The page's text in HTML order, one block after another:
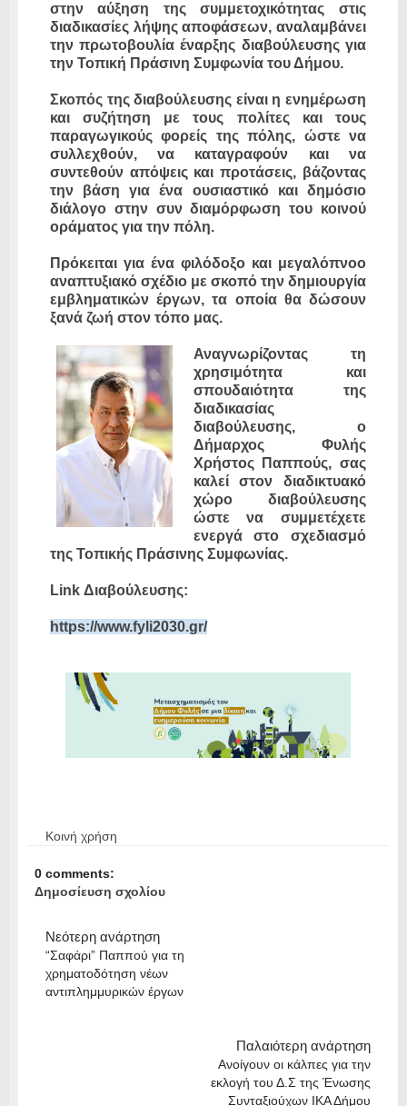
στην αύξηση της συμμετοχικότητας στις
διαδικασίες λήψης αποφάσεων, αναλαμβάνει
την πρωτοβουλία έναρξης διαβούλευσης για
την Τοπική Πράσινη Συμφωνία του Δήμου.
Σκοπός της διαβούλευσης είναι η ενημέρωση
και συζήτηση με τους πολίτες και τους
παραγωγικούς φορείς της πόλης, ώστε να
συλλεχθούν, να καταγραφούν και να
συντεθούν απόψεις και προτάσεις, βάζοντας
την βάση για ένα ουσιαστικό και δημόσιο
διάλογο στην συν διαμόρφωση του κοινού
οράματος για την πόλη.
Πρόκειται για ένα φιλόδοξο και μεγαλόπνοο
αναπτυξιακό σχέδιο με σκοπό την δημιουργία
εμβληματικών έργων, τα οποία θα δώσουν
ξανά ζωή στον τόπο μας.
Αναγνωρίζοντας τη
χρησιμότητα και
σπουδαιότητα της
διαδικασίας
διαβούλευσης, ο
Δήμαρχος Φυλής
Χρήστος Παππούς, σας
καλεί στον διαδικτυακό
χώρο διαβούλευσης
ώστε να συμμετέχετε
ενεργά στο σχεδιασμό
της Τοπικής Πράσινης Συμφωνίας.
Link Διαβούλευσης:
https://www.fyli2030.gr/
Κοινή χρήση
0 comments:
Δημοσίευση σχολίου
Νεότερη ανάρτηση
“Σαφάρι” Παππού για τη
χρηματοδότηση νέων
αντιπλημμυρικών έργων
Παλαιότερη ανάρτηση
Ανοίγουν οι κάλπες για την
εκλογή του Δ.Σ της Ένωσης
Συνταξιούχων ΙΚΑ Δήμου